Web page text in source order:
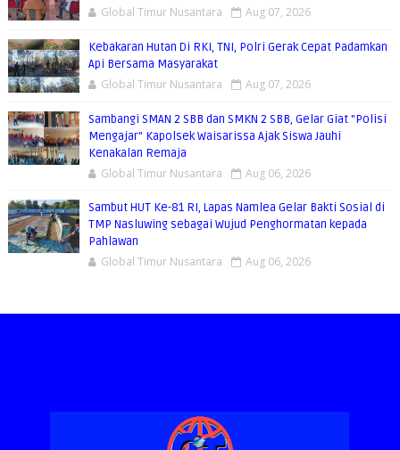
Global Timur Nusantara Aug 07, 2026
Kebakaran Hutan Di RKI, TNI, Polri Gerak Cepat Padamkan
Api Bersama Masyarakat
Global Timur Nusantara Aug 07, 2026
Sambangi SMAN 2 SBB dan SMKN 2 SBB, Gelar Giat "Polisi
Mengajar" Kapolsek Waisarissa Ajak Siswa Jauhi
Kenakalan Remaja
Global Timur Nusantara Aug 06, 2026
Sambut HUT Ke-81 RI, Lapas Namlea Gelar Bakti Sosial di
TMP Nasluwing sebagai Wujud Penghormatan kepada
Pahlawan
Global Timur Nusantara Aug 06, 2026